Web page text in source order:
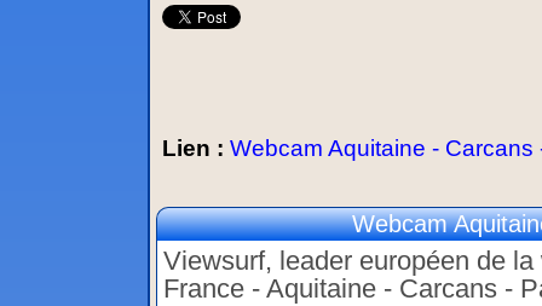
Lien : Webcam Aquitaine -
Webcam
Viewsurf, leader européen de
France - Aquitaine - Carcans -